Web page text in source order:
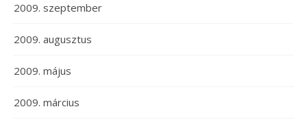
2009. szeptember
2009. augusztus
2009. május
2009. március